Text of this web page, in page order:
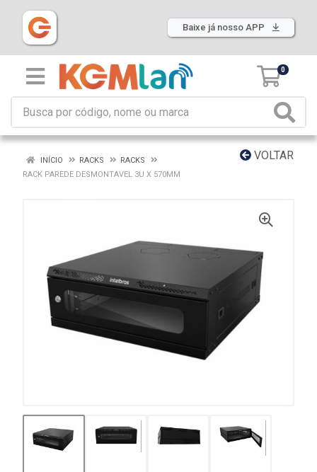
Baixe já nosso APP
0
VOLTAR
INÍCIO RACKS
RACKS
RACK PAREDE DESMONTAVEL 3U X 570MM